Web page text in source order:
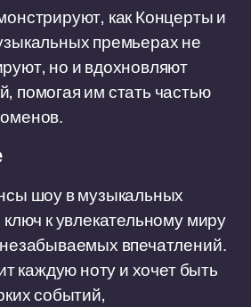
как Концерты и
премьерах не
но и вдохновляют
помогая им стать частью
шоу в музыкальных
к увлекательному миру
впечатлений.
каждую ноту и хочет быть
событий,